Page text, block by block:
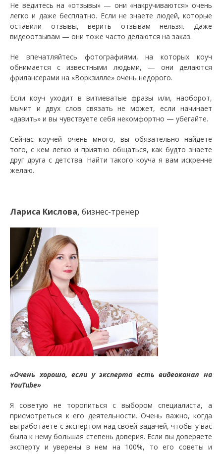
Не ведитесь на «отзывы» — они «накручиваются» очень
легко и даже бесплатно. Если не знаете людей, которые
оставили отзывы, верить отзывам нельзя. Даже
видеоотзывам — они тоже часто делаются на заказ.
Не впечатляйтесь фотографиями, на которых коуч
обнимается с известными людьми, — они делаются
фрилансерами на «Воркзилле» очень недорого.
Если коуч уходит в витиеватые фразы или, наоборот,
мычит и двух слов связать не может, если начинает
«давить» и вы чувствуете себя некомфортно — убегайте.
Сейчас коучей очень много, вы обязательно найдете
того, с кем легко и приятно общаться, как будто знаете
друг друга с детства. Найти такого коуча я вам искренне
желаю.
Лариса Кислова, бизнес-тренер
«Очень хорошо, если у эксперта есть видеоканал на
YouTube»
Я советую не торопиться с выбором специалиста, а
присмотреться к его деятельности. Очень важно, когда
вы работаете с экспертом над своей задачей, чтобы у вас
была к нему большая степень доверия. Если вы доверяете
эксперту и уверены в нем на 100%, то его советы и